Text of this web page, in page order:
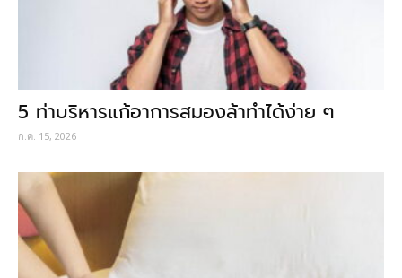
5 ท่าบริหารแก้อาการสมองล้าทำได้ง่าย ๆ
ก.ค. 15, 2026